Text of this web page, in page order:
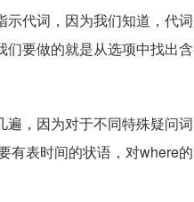
代词，因为我们知道，代
要做的就是从选项中找出含
，因为对于不同特殊疑问
有表时间的状语，对where